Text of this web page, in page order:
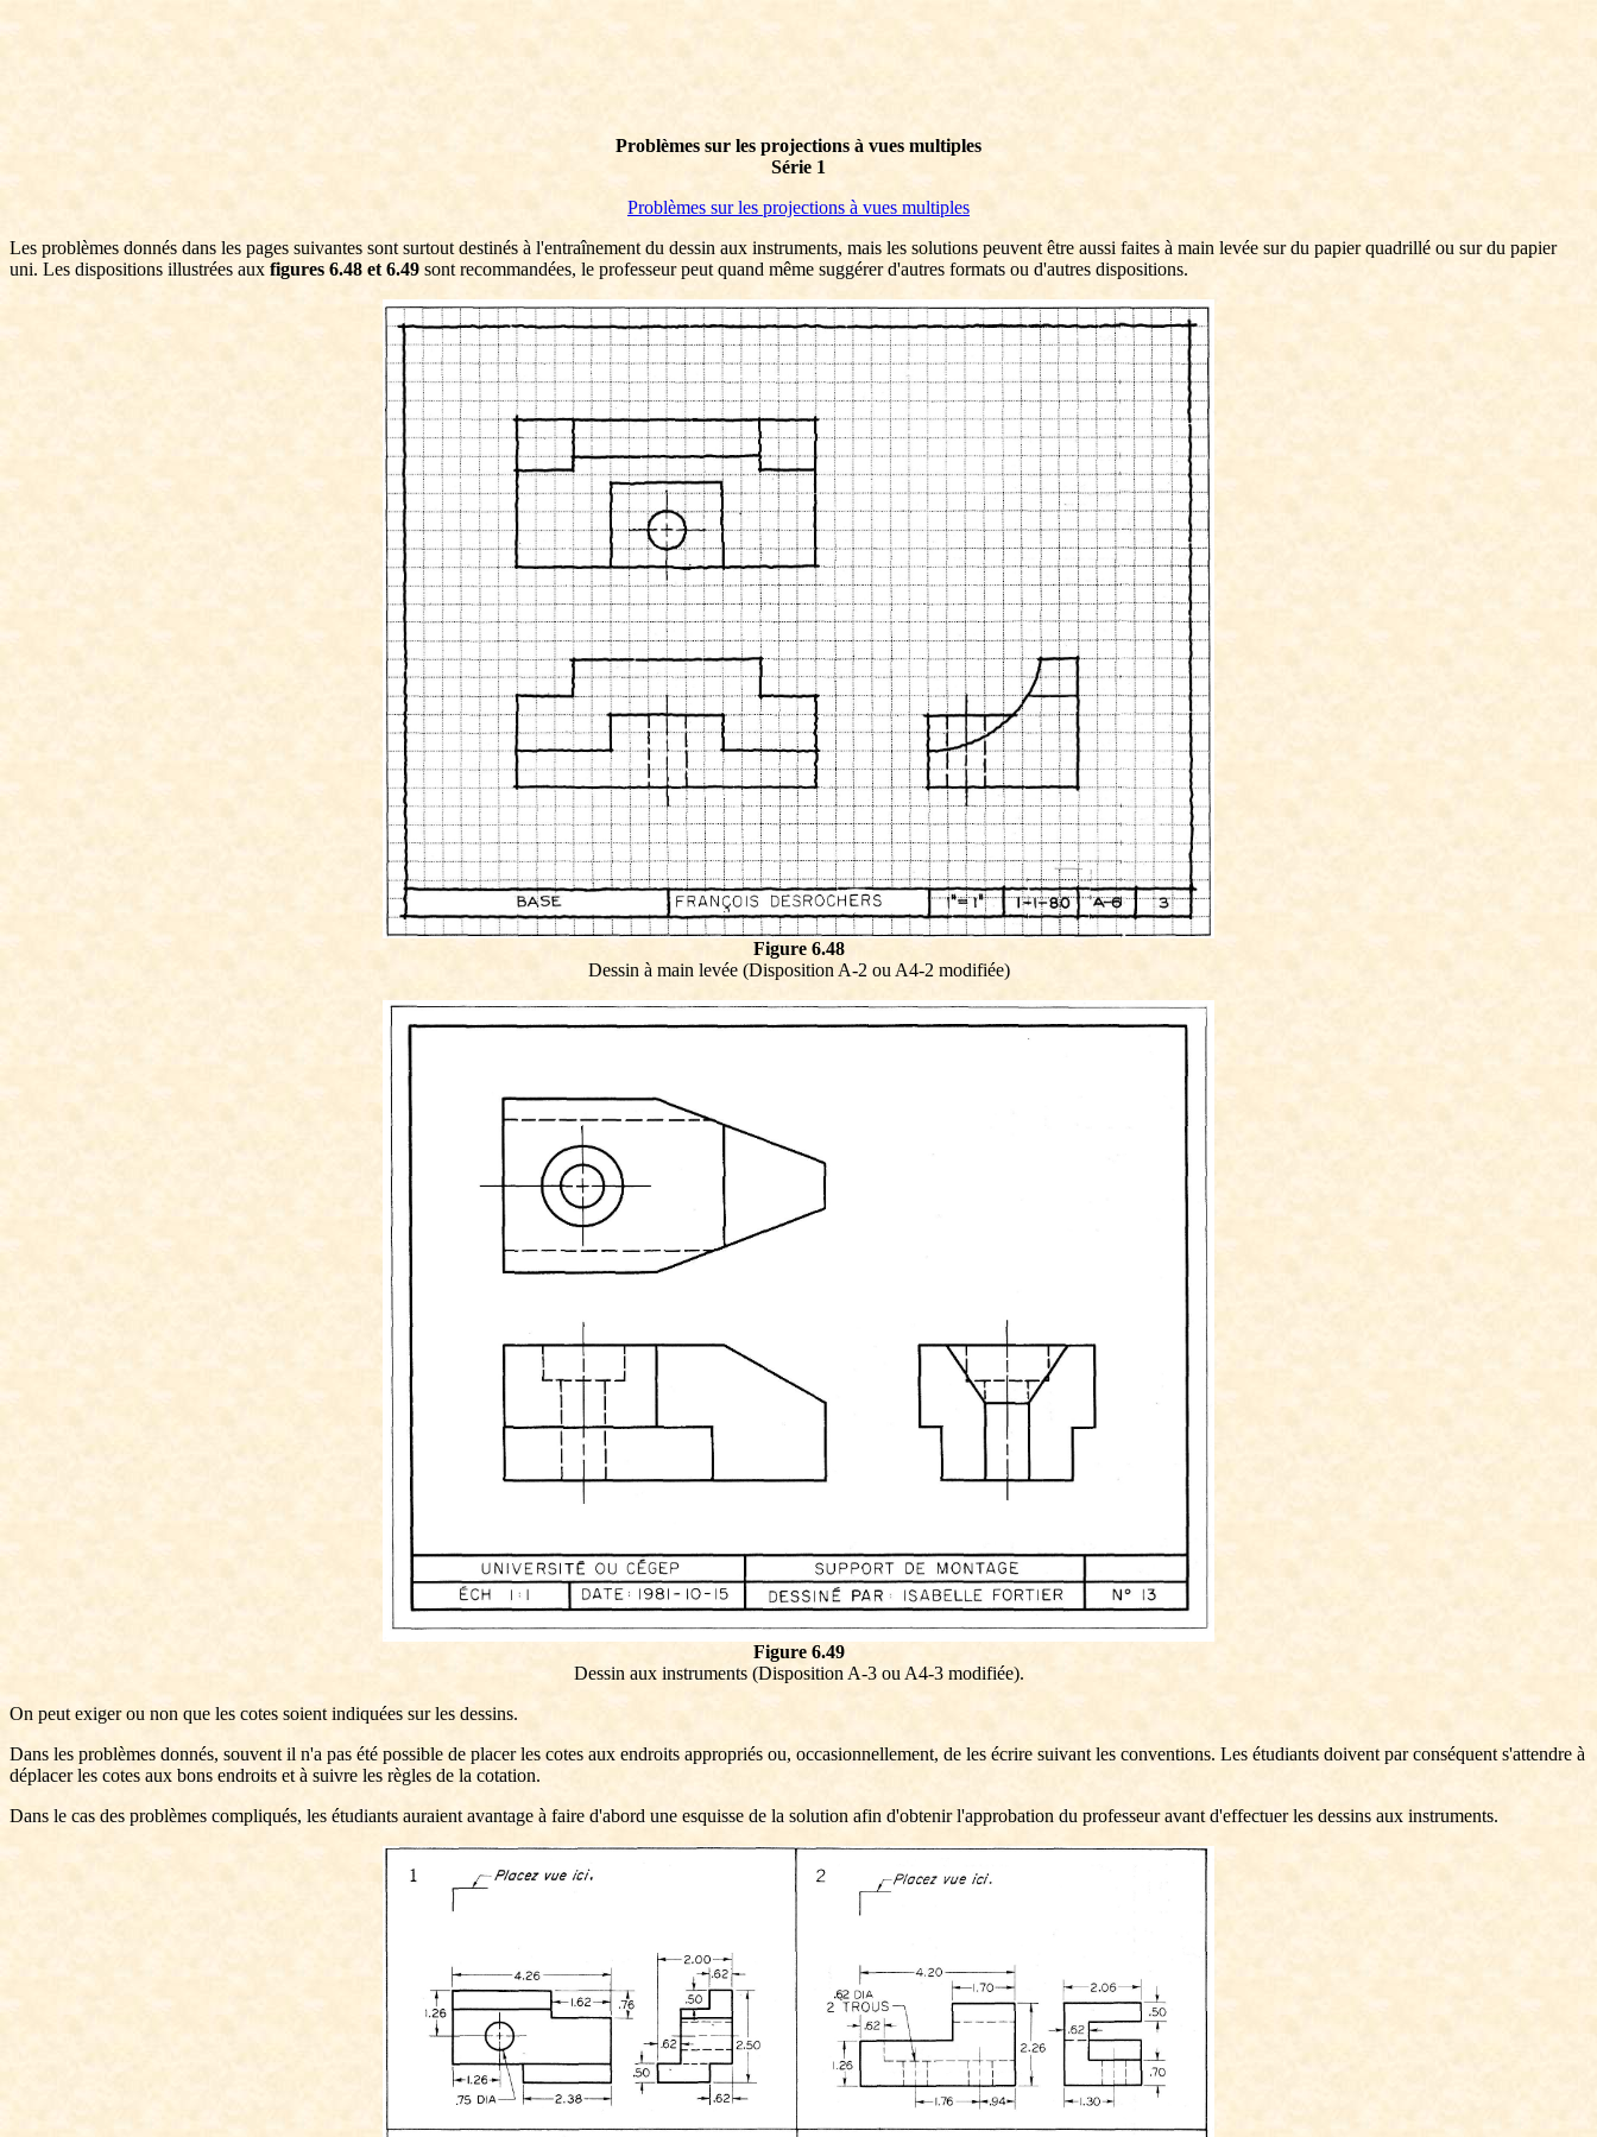
Problèmes sur les projections à vues multiples
Série 1
Problèmes sur les projections à vues multiples
Les problèmes donnés dans les pages suivantes sont surtout destinés à l'entraînement du dessin aux instruments, mais les solutions peuvent être aussi faites à main levée sur du papier quadrillé ou sur du papier
uni. Les dispositions illustrées aux figures 6.48 et 6.49 sont recommandées, le professeur peut quand même suggérer d'autres formats ou d'autres dispositions.
Figure 6.48
Dessin à main levée (Disposition A-2 ou A4-2 modifiée)
Figure 6.49
Dessin aux instruments (Disposition A-3 ou A4-3 modifiée).
On peut exiger ou non que les cotes soient indiquées sur les dessins.
Dans les problèmes donnés, souvent il n'a pas été possible de placer les cotes aux endroits appropriés ou, occasionnellement, de les écrire suivant les conventions. Les étudiants doivent par conséquent s'attendre à
déplacer les cotes aux bons endroits et à suivre les règles de la cotation.
Dans le cas des problèmes compliqués, les étudiants auraient avantage à faire d'abord une esquisse de la solution afin d'obtenir l'approbation du professeur avant d'effectuer les dessins aux instruments.